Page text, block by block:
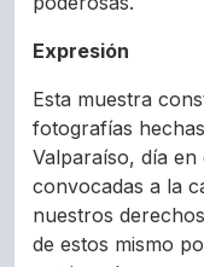
Expresión
Esta muestra
fotografías
Valparaíso, día en
convocadas a la
nuestros
de estos mismo